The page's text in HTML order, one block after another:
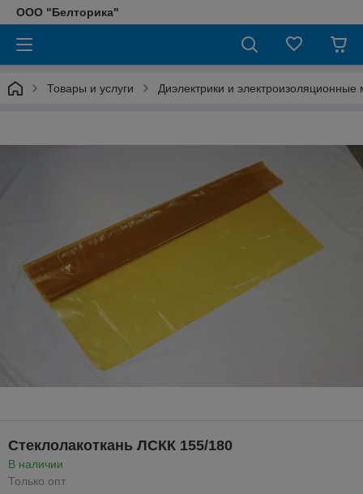
ООО "Белторика"
Товары и услуги Диэлектрики и
Стеклолакоткань ЛСКК 155/180
В наличии
Только опт